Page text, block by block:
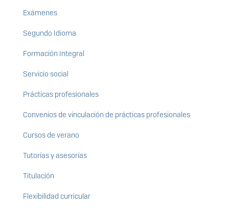
Exámenes
Segundo Idioma
Formación Integral
Servicio social
Prácticas profesionales
Convenios de vinculación de prácticas profesionales
Cursos de verano
Tutorías y asesorías
Titulación
Flexibilidad curricular